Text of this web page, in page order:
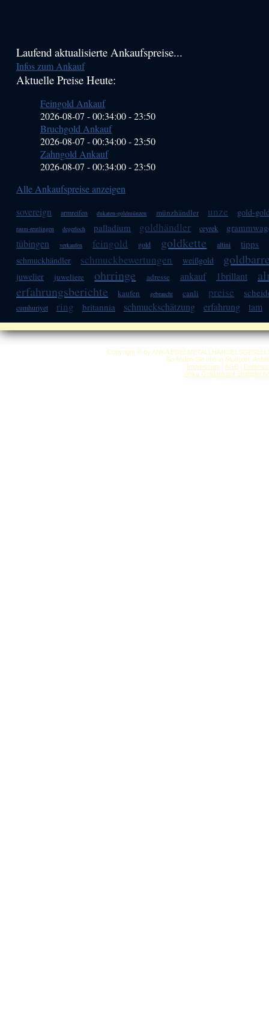
Haupt-
Sidebar
Laufend aktualisierte Ankaufspreise...
Infos zum Ankauf
Aktuelle Preise Heute:
Feingold Ankauf
2026-08-07 - 00:34:00-23:50
Bruchgold Ankauf
2026-08-07 - 00:34:00-23:50
Zahngold Ankauf
2026-08-07 - 00:34:00-23:50
Alle Ankaufspreise anzeigen
sovereign
armreifen dukaten-goldmünzen münzhändler unze gold-
raum-reutlingen degerloch palladium goldhändler ceyrek
tübingen verkaufen feingold gold goldkette altini tipps
schmuckhändler schmuckbewertungen weißgold
juwelier juweliere ohrringe adresse ankauf 1brillant
erfahrungsberichte
kaufen gebraucht canli preise
cumhuriyet ring britannia schmuckschätzung erfahrung tam
Copyright © by ANKA
So finden Sie uns in Stuttgart:
Impressum| AGB|
Anka Goldankauf Stuttgart